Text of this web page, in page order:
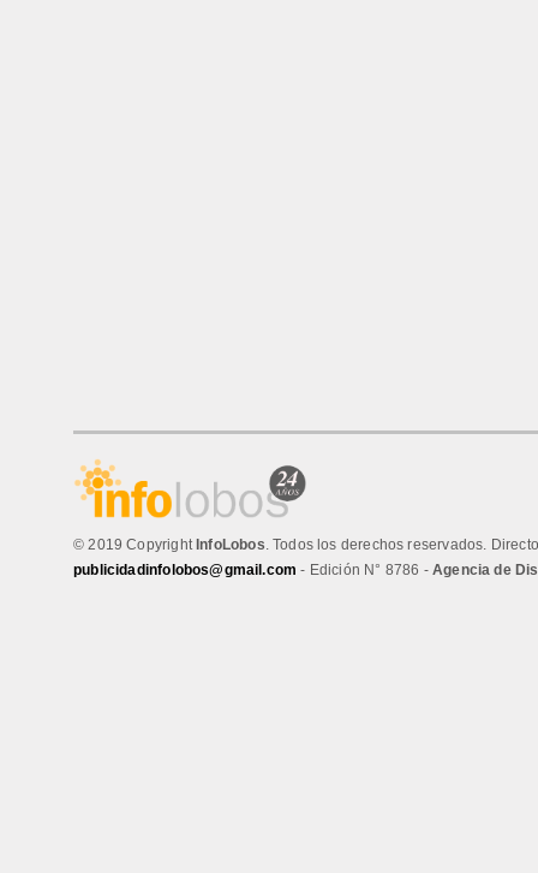
© 2019 Copyright InfoLobos. Todos los derechos reservados.
publicidadinfolobos@gmail.com - Edición N° 8786 -Agencia de